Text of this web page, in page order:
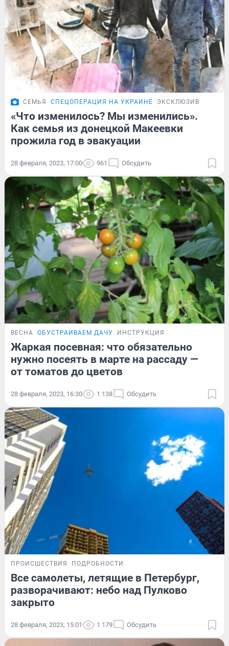
СЕМЬЯ СПЕЦОПЕРАЦИЯ НА УКРАИНЕ ЭКСКЛЮЗИВ
«Что изменилось? Мы изменились».
Как семья из донецкой Макеевки
прожила год в эвакуации
28 февраля, 2023, 17:00 961 Обсудить
ВЕСНА ОБУСТРАИВАЕМ ДАЧУ ИНСТРУКЦИЯ
Жаркая посевная: что обязательно
нужно посеять в марте на рассаду —
от томатов до цветов
28 февраля, 2023, 16:30 1 138 Обсудить
ПРОИСШЕСТВИЯ ПОДРОБНОСТИ
Все самолеты, летящие в Петербург,
разворачивают: небо над Пулково
закрыто
28 февраля, 2023, 15:01 1 179 Обсудить